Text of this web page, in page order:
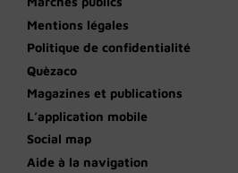
Mentions légales
Politique de confidentialité
Quèzaco
Magazines et publications
L’application mobile
Social map
Aide à la navigation